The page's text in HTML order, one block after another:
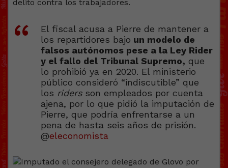
El fiscal acusa a Pierre de mantener a
los repartidores bajo un modelo de
falsos autónomos pese a la Ley Rider
y el fallo del Tribunal Supremo, que
lo prohibió ya en 2020. El ministerio
público consideró “indiscutible” que
los riders son empleados por cuenta
ajena, por lo que pidió la imputación de
Pierre, que podría enfrentarse a un
pena de hasta seis años de prisión.
@eleconomista